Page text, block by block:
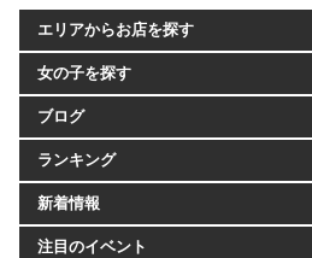
エリアからお店を探す
女の子を探す
ブログ
ランキング
新着情報
注目のイベント